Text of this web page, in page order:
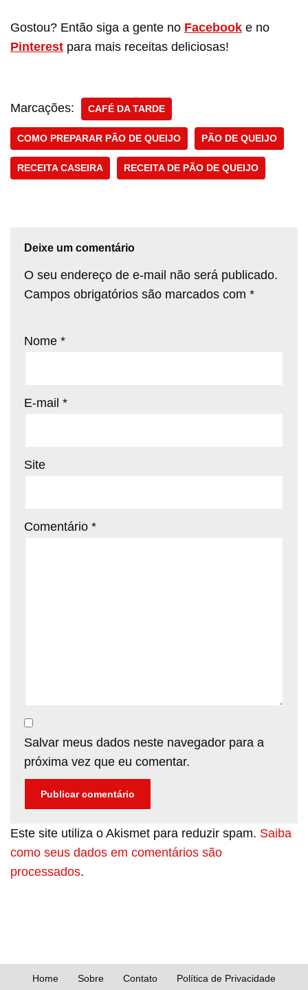
Gostou? Então siga a gente no Facebook e no
Pinterest para mais receitas deliciosas!
Marcações: CAFÉ DA TARDE
COMO PREPARAR PÃO DE QUEIJO PÃO DE QUEIJO
RECEITA CASEIRA RECEITA DE PÃO DE QUEIJO
Deixe um comentário
O seu endereço de e-mail não será publicado.
Campos obrigatórios são marcados com *
Nome *
E-mail *
Site
Comentário *
Salvar meus dados neste navegador para a
próxima vez que eu comentar.
Este site utiliza o Akismet para reduzir spam. Saiba
como seus dados em comentários são
processados.
Home Sobre Contato Política de Privacidade